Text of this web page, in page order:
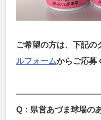
ご希望の方は、下記の
ルフォームからご応募
Q：県営あづま球場の